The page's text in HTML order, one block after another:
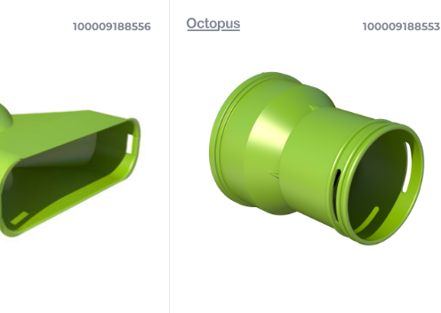
100009188556 100009188553